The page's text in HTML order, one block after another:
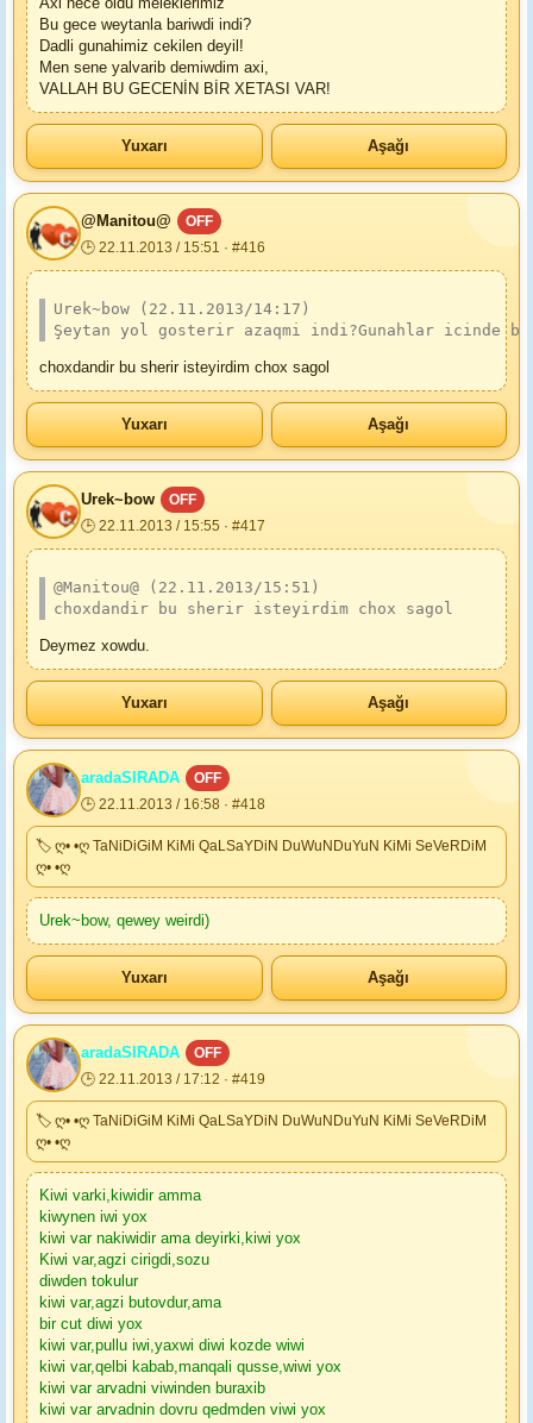
Bu gece weytanla bariwdi indi?
Dadli gunahimiz cekilen deyil!
Men sene yalvarib demiwdim axi,
VALLAH BU GECENİN BİR XETASI VAR!
Yuxarı Aşağı
@Manitou@
OFF
🕒 22.11.2013 / 15:51 · #416
Urek~bow (22.11.2013/14:17)
Şeytan yol gosterir azaqmi indi?Gunahlar icinde
choxdandir bu sherir isteyirdim chox sagol
Yuxarı Aşağı
Urek~bow
OFF
🕒 22.11.2013 / 15:55 · #417
@Manitou@ (22.11.2013/15:51)
choxdandir bu sherir isteyirdim chox sagol
Deymez xowdu.
Yuxarı Aşağı
aradaSIRADA
OFF
🕒 22.11.2013 / 16:58 · #418
🏷 ღ• •ღ TaNiDiGiM KiMi QaLSaYDiN DuWuNDuYuN KiMi SeVeRDiM
ღ• •ღ
Urek~bow, qewey weirdi)
Yuxarı Aşağı
aradaSIRADA
OFF
🕒 22.11.2013 / 17:12 · #419
🏷 ღ• •ღ TaNiDiGiM KiMi QaLSaYDiN DuWuNDuYuN KiMi SeVeRDiM
ღ• •ღ
Kiwi varki,kiwidir amma
kiwynen iwi yox
kiwi var nakiwidir ama deyirki,kiwi yox
Kiwi var,agzi cirigdi,sozu
diwden tokulur
kiwi var,agzi butovdur,ama
bir cut diwi yox
kiwi var,pullu iwi,yaxwi diwi kozde wiwi
kiwi var,qelbi kabab,manqali qusse,wiwi yox
kiwi var arvadni viwinden buraxib
kiwi var arvadnin dovru qedmden viwi yox